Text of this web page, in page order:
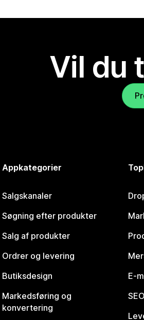
Vil du
Appkategorier
Salgskanaler
Søgning efter produkter
Salg af produkter
Ordrer og levering
Butiksdesign
Markedsføring og
konvertering
E-
SEO